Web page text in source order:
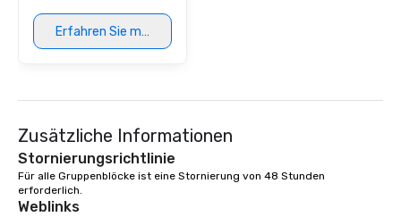
Erfahren Sie mehr
Zusätzliche Informationen
Stornierungsrichtlinie
Für alle Gruppenblöcke ist eine Stornierung von 48 Stunden
erforderlich.
Weblinks